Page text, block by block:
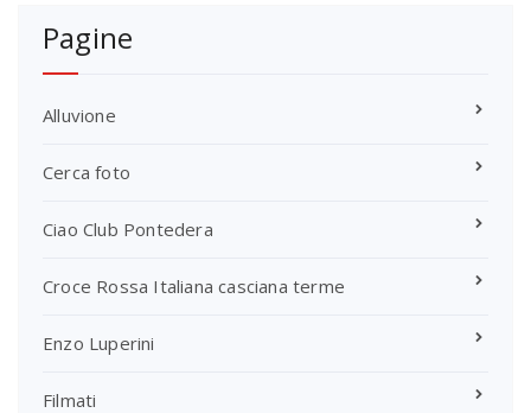
Pagine
Alluvione
Cerca foto
Ciao Club Pontedera
Croce Rossa Italiana casciana terme
Enzo Luperini
Filmati